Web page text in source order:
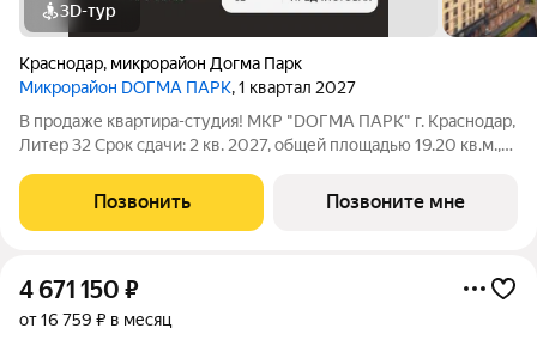
3D-тур
Краснодар, микрорайон Догма Парк
Микрорайон DОГМА ПАРК, 1 квартал 2027
В продаже квартира-студия! МКР "DОГМА ПАРК" г. Краснодар,
Литер 32 Срок сдачи: 2 кв. 2027, общей площадью 19.20 кв.м.,
сочетающий в себе стильную архитектуру современного
города, и настоящий зеленый
Позвонить Позвоните мне
4 671 150 ₽
от 16 759 ₽ в месяц